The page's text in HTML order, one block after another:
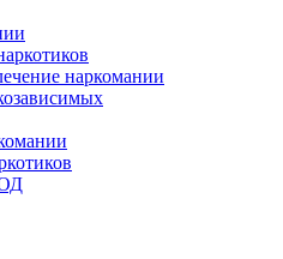
наркомании